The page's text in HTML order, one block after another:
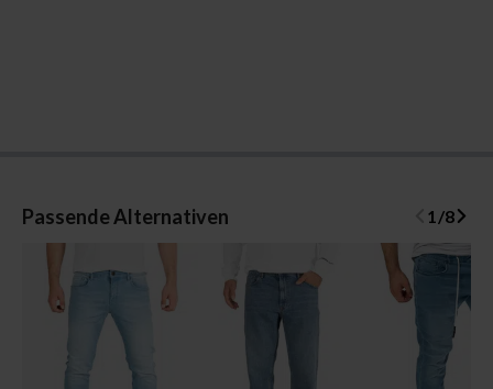
Passende Alternativen 1/8